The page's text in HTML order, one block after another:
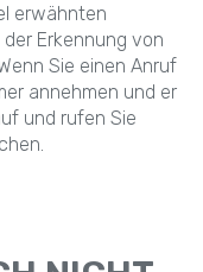
erwähnten
Erkennung von
Sie einen Anruf
annehmen und er
und rufen Sie